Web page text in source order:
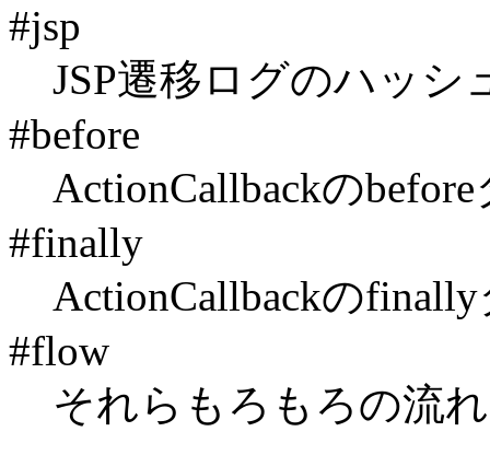
#jsp
JSP遷移ログのハッシ
#before
ActionCallbackの
#finally
ActionCallbackの
#flow
それらもろもろの流